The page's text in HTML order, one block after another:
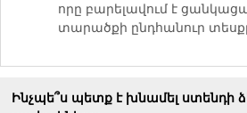
որը բարելավում է
տարածքի ընդհանուր
Ինչպե՞ս պետք է խնամել ստենդի